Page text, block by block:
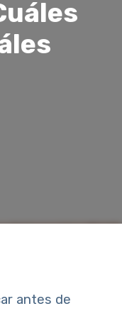
antes de